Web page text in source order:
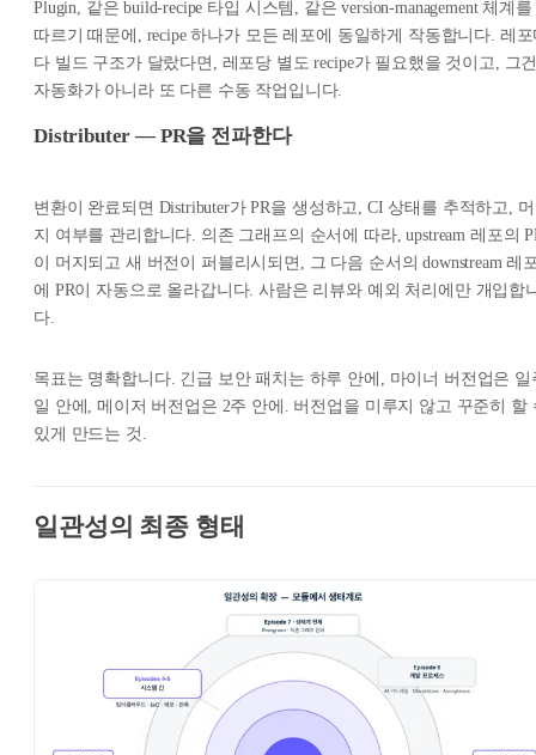
Plugin, 같은 build-recipe 타입 시스템, 같은 version-management 체계를
따르기 때문에, recipe 하나가 모든 레포에 동일하게 작동합니다. 레포
다 빌드 구조가 달랐다면, 레포당 별도 recipe가 필요했을 것이고, 그
자동화가 아니라 또 다른 수동 작업입니다.
Distributer — PR을 전파한다
변환이 완료되면 Distributer가 PR을 생성하고, CI 상태를 추적하고, 머
지 여부를 관리합니다. 의존 그래프의 순서에 따라, upstream 레포의
이 머지되고 새 버전이 퍼블리시되면, 그 다음 순서의 downstream 레
에 PR이 자동으로 올라갑니다. 사람은 리뷰와 예외 처리에만 개입합
다.
목표는 명확합니다. 긴급 보안 패치는 하루 안에, 마이너 버전업은 일
일 안에, 메이저 버전업은 2주 안에. 버전업을 미루지 않고 꾸준히 할
있게 만드는 것.
일관성의 최종 형태